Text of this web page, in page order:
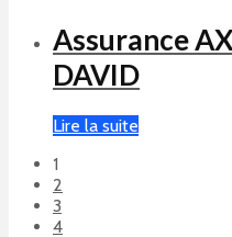
Assurance
DAVID
Lire la suite
1
2
3
4